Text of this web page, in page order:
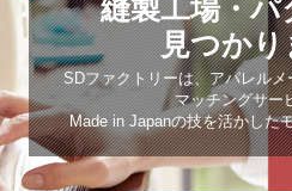
縫製工場・
見つかり
SDファクトリーは、アパレルメ
マッチングサー
Made in Japanの技を活かした